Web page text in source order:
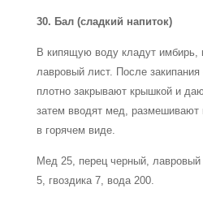
30. Бал (сладкий напиток)
В кипящую воду кладут имбирь,
лавровый лист. После
плотно закрывают крышкой и
затем вводят мед,
в горячем виде.
Мед 25, перец черный, лавровый
5, гвоздика 7, вода 200.